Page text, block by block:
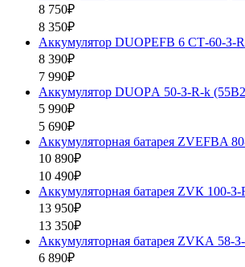
8 750₽
8 350₽
Аккумулятор DUOPEFB 6 СТ-60-З-
8 390₽
7 990₽
Аккумулятор DUOPА 50-З-R-k
5 990₽
5 690₽
Аккумуляторная батарея ZVEFBA
10 890₽
10 490₽
Аккумуляторная батарея ZVК 100-
13 950₽
13 350₽
Аккумуляторная батарея ZVKА 58-
6 890₽